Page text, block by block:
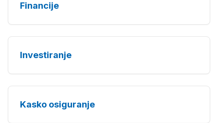
Financije
Investiranje
Kasko osiguranje